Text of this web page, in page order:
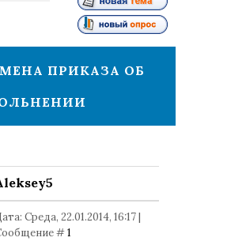
ПРИКАЗА ОБ
Среда, 22.01.2014, 16:17 |
#1